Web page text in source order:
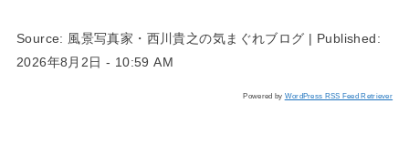
Source: 風景写真家・西川貴之の気まぐれブログ | Published:
2026年8月2日 - 10:59 AM
Powered by WordPress RSS Feed Retriever